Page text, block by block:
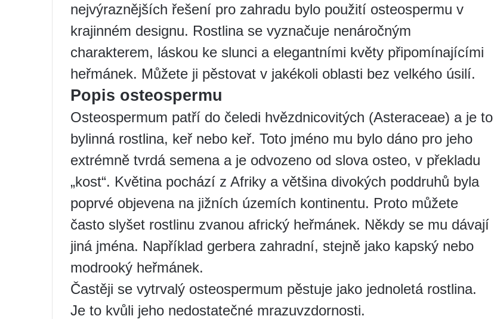
nejvýraznějších řešení pro zahradu bylo použití osteospermu v
krajinném designu. Rostlina se vyznačuje nenáročným
charakterem, láskou ke slunci a elegantními květy připomínajícími
heřmánek. Můžete ji pěstovat v jakékoli oblasti bez velkého úsilí.
Popis osteospermu
Osteospermum patří do čeledi hvězdnicovitých (Asteraceae) a je to
bylinná rostlina, keř nebo keř. Toto jméno mu bylo dáno pro jeho
extrémně tvrdá semena a je odvozeno od slova osteo, v překladu
„kost“. Květina pochází z Afriky a většina divokých poddruhů byla
poprvé objevena na jižních územích kontinentu. Proto můžete
často slyšet rostlinu zvanou africký heřmánek. Někdy se mu dávají
jiná jména. Například gerbera zahradní, stejně jako kapský nebo
modrooký heřmánek.
Častěji se vytrvalý osteospermum pěstuje jako jednoletá rostlina.
Je to kvůli jeho nedostatečné mrazuvzdornosti.